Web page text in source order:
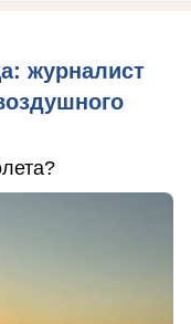
журналист